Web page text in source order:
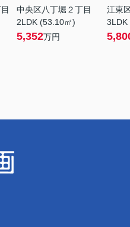
中央区八丁堀２丁目
2LDK (53.10㎡)
5,352万円
江東
3LDK